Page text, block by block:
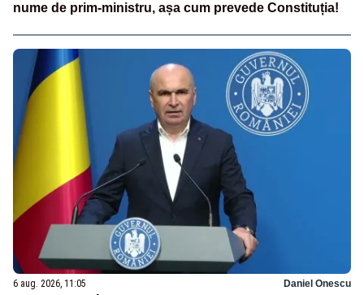
nume de prim-ministru, așa cum prevede Constituția!
6 aug. 2026, 11:05 Daniel Onescu